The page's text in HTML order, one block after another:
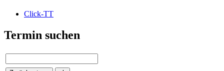
Click-TT
Termin suchen